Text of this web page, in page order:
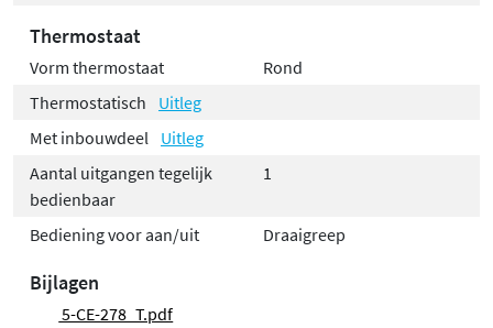
Thermostaat
Vorm thermostaat
Rond
Thermostatisch
Uitleg
Met inbouwdeel
Uitleg
Aantal uitgangen tegelijk
bedienbaar
1
Bediening voor aan/uit Draaigreep
Bijlagen
5-CE-278_T.pdf